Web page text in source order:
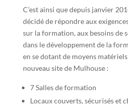
C’est ainsi que depuis janvier
décidé de répondre aux
sur la formation, aux besoins de
dans le développement de la
en se dotant de moyens
nouveau site de Mulhouse :
7 Salles de formation
Locaux couverts, sécurisés et